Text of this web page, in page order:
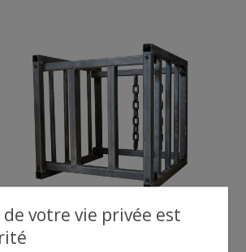
de votre vie privée est